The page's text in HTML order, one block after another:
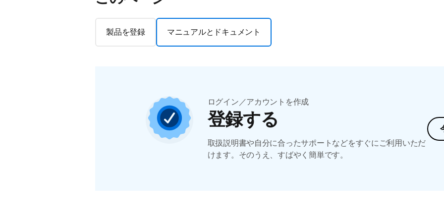
製品を登録 マニュアルとドキュメント
ログイン／アカウントを作成
登録する
取扱説明書や自分に合ったサポートなどをすぐにご利用いただ
けます。そのうえ、すばやく簡単です。